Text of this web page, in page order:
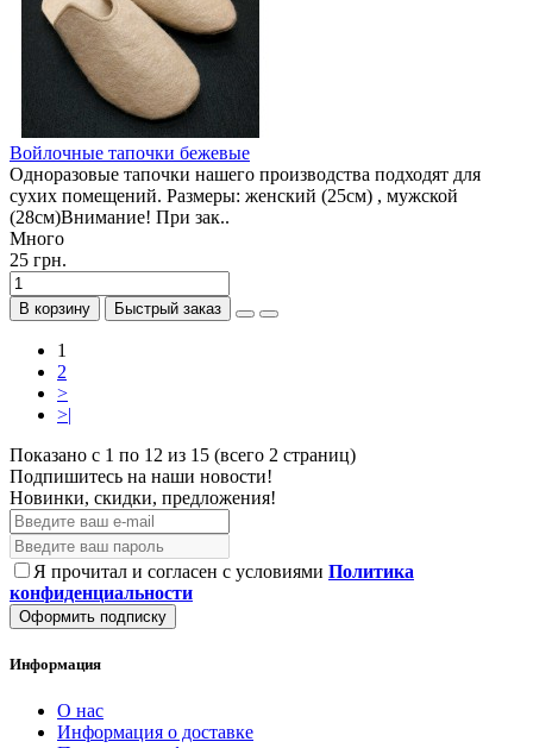
Войлочные тапочки бежевые
Одноразовые тапочки нашего производства подходят для
сухих помещений. Размеры: женский (25см) , мужской
(28см)Внимание! При зак..
Много
25 грн.
В корзину Быстрый заказ
1
2
>
>|
Показано с 1 по 12 из 15 (всего 2 страниц)
Подпишитесь на наши новости!
Новинки, скидки, предложения!
Я прочитал и согласен с условиями Политика
конфиденциальности
Оформить подписку
Информация
О нас
Информация о доставке